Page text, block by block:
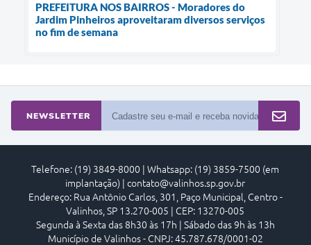
PREFEITURA NOS BAIRROS - Moradores do
Jardim Pinheiros aproveitaram diversos serviços
no fim de semana
NEWSLETTER
Telefone: (19) 3849-8000 | Whatsapp: (19) 3859-7500 (em
implantação) | contato@valinhos.sp.gov.br
Endereço: Rua Antônio Carlos, 301, Paço Municipal, Centro -
Valinhos, SP 13.270-005 | CEP: 13270-005
Segunda à Sexta das 8h30 às 17h | Sábado das 9h às 13h
Município de Valinhos - CNPJ: 45.787.678/0001-02